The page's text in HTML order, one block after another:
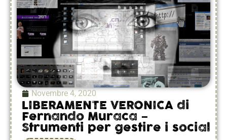
Novembre 4, 2020
LIBERAMENTE VERONICA di
Fernando Muraca –
Strumenti per gestire i social